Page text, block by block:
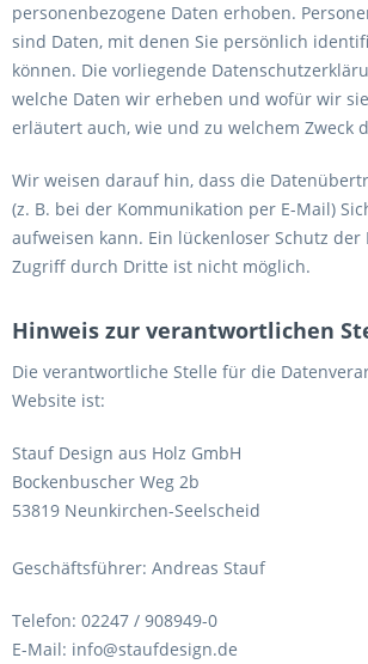
personenbezogene Daten erhoben.
sind Daten, mit denen Sie persönlich
können. Die vorliegende
welche Daten wir erheben und wofür wir
erläutert auch, wie und zu welchem Zweck
Wir weisen darauf hin, dass die
(z. B. bei der Kommunikation per E-Mail)
aufweisen kann. Ein lückenloser Schutz der
Zugriff durch Dritte ist nicht möglich.
Hinweis zur verantwortlichen
Die verantwortliche Stelle für die
Website ist:
Stauf Design aus Holz GmbH
Bockenbuscher Weg 2b
53819 Neunkirchen-Seelscheid
Geschäftsführer: Andreas Stauf
Telefon: 02247 / 908949-0
E-Mail: info@staufdesign.de